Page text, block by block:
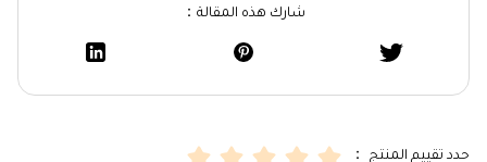
شارك هذه المقالة：
حدد تقييم المنتج ：